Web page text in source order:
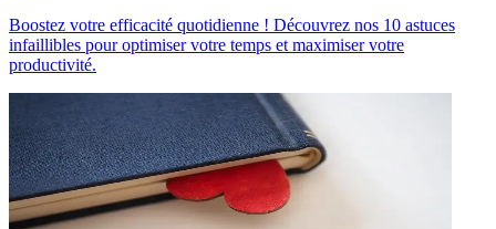
Boostez votre efficacité quotidienne ! Découvrez nos 10 astuces
infaillibles pour optimiser votre temps et maximiser votre
productivité.